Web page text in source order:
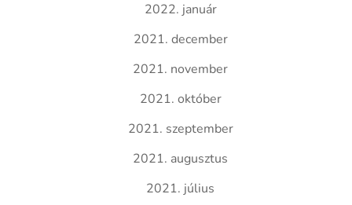
2022. január
2021. december
2021. november
2021. október
2021. szeptember
2021. augusztus
2021. július